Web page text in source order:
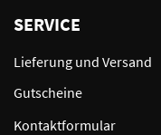
SERVICE
Lieferung und Versand
Gutscheine
Kontaktformular